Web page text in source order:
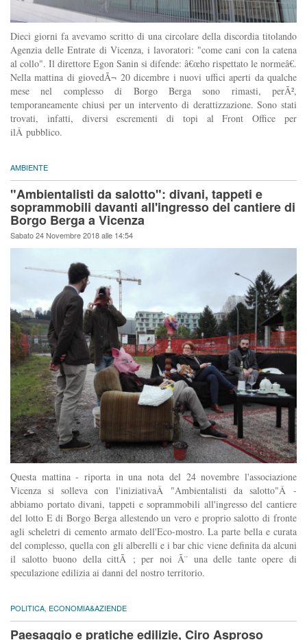
Dieci giorni fa avevamo scritto di una circolare della discordia titolando
Agenzia delle Entrate di Vicenza, i lavoratori: "come cani con la catena
al collo". Il direttore Egon Sanin si difende: â€œho rispettato le normeâ€.
Nella mattina di giovedÃ¬ 20 dicembre i nuovi uffici aperti da qualche
mese nel complesso di Borgo Berga sono rimasti, perÃ²,
temporaneamente chiusi per un intervento di derattizzazione. Sono stati
trovati, infatti, diversi escrementi di topi al Front Office per
ilÂ pubblico.
AMBIENTE
"Ambientalisti da salotto": divani, tappeti e
soprammobili davanti all'ingresso del cantiere di
Borgo Berga a Vicenza
Sabato 24 Novembre 2018 alle 14:54
Questa mattina - riporta in una nota del 24 novembre l'associazione
Vicenza si solleva con l'iniziativaÂ "Ambientalisti da salotto"Â -
abbiamo portato divani, tappeti e soprammobili all'ingresso del cantiere
del lotto E di Borgo Berga allestendo un vero e proprio salotto di fronte
agli scheletri di cemento armato dell'Eco-mostro. La parte bella e curata
del complesso, quella con gli alberelli e i bar chic viene definita da alcuni
il salotto buono della cittÃ ; per noi Ã¨ una delle tante opere di
speculazione edilizia ai danni del nostro territorio.
POLITICA ECONOMIA&AZIENDE
Paesaggio e pratiche edilizie, Ciro Asproso